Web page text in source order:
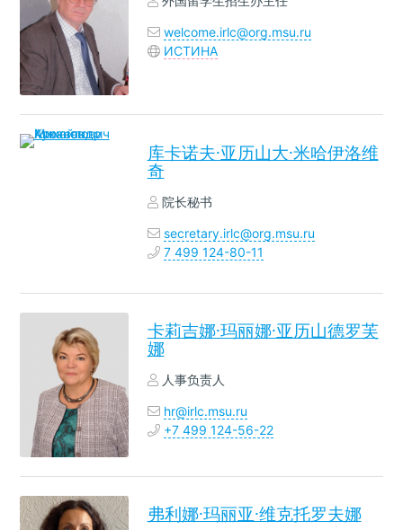
welcome.irlc@org.msu.ru
ИСТИНА
库卡诺夫·亚历山大·米哈伊洛维
奇
院长秘书
secretary.irlc@org.msu.ru
7 499 124-80-11
卡莉吉娜·玛丽娜·亚历山德罗芙
娜
人事负责人
hr@irlc.msu.ru
+7 499 124-56-22
弗利娜·玛丽亚·维克托罗夫娜